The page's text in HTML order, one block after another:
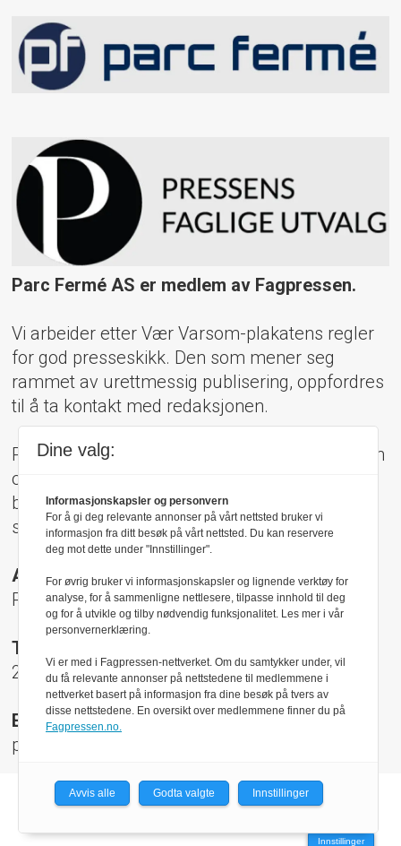
Parc Fermé AS er medlem av Fagpressen.
Vi arbeider etter Vær Varsom-plakatens regler
for god presseskikk. Den som mener seg
rammet av urettmessig publisering, oppfordres
til å ta kontakt med redaksjonen.
Pressens Faglige Utvalg (PFU) er et klageorgan
oppnevnt av Norsk Presseforbund som
behandler klager mot mediene i presseetiske
spørsmål.
Adresse:
Rådhusgt 17, 0158 Oslo
Telefon:
22 40 50 40
E-post:
pfu@presse.no
Innstillinger
Dine valg:
Informasjonskapsler og personvern
For å gi deg relevante annonser på vårt nettsted bruker vi
informasjon fra ditt besøk på vårt nettsted. Du kan reservere
deg mot dette under "Innstillinger".
For øvrig bruker vi informasjonskapsler og lignende verktøy for
analyse, for å sammenligne nettlesere, tilpasse innhold til deg
og for å utvikle og tilby nødvendig funksjonalitet. Les mer i vår
personvernerklæring.
Vi er med i Fagpressen-nettverket. Om du samtykker under, vil
du få relevante annonser på nettstedene til medlemmene i
nettverket basert på informasjon fra dine besøk på tvers av
disse nettstedene. En oversikt over medlemmene finner du på
Fagpressen.no.
Avvis alle Godta valgte Innstillinger